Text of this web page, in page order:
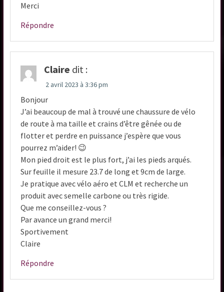
Merci
Répondre
Claire dit :
2 avril 2023 à 3:36 pm
Bonjour
J’ai beaucoup de mal à trouvé une chaussure de vélo
de route à ma taille et crains d’être gênée ou de
flotter et perdre en puissance j’espère que vous
pourrez m’aider! 😉
Mon pied droit est le plus fort, j’ai les pieds arqués.
Sur feuille il mesure 23.7 de long et 9cm de large.
Je pratique avec vélo aéro et CLM et recherche un
produit avec semelle carbone ou très rigide.
Que me conseillez-vous ?
Par avance un grand merci!
Sportivement
Claire
Répondre